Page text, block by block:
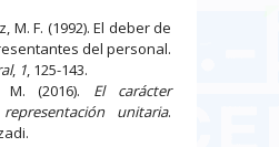
M. F. (1992). El deber de
del personal.
, 1 , 125-143.
M. (2016). El carácter
unitaria.